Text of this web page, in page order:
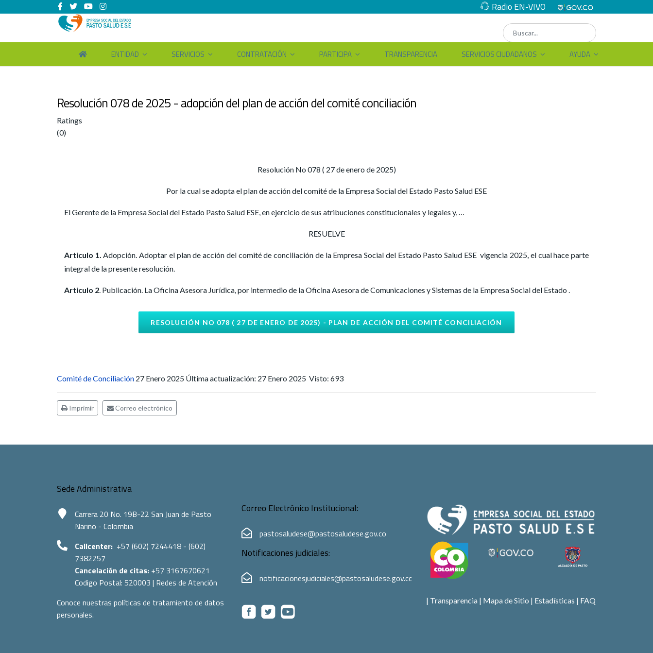
Radio EN-VIVO
ENTIDAD SERVICIOS CONTRATACIÓN PARTICIPA TRANSPARENCIA SERVICIOS CIUDADANOS AYUDA
Resolución 078 de 2025 - adopción del plan de acción del comité conciliación
Ratings
(0)
Resolución No 078 ( 27 de enero de 2025)
Por la cual se adopta el plan de acción del comité de la Empresa Social del Estado Pasto Salud ESE
El Gerente de la Empresa Social del Estado Pasto Salud ESE, en ejercicio de sus atribuciones constitucionales y legales y, …
RESUELVE
Articulo 1. Adopción. Adoptar el plan de acción del comité de conciliación de la Empresa Social del Estado Pasto Salud ESE vigencia 2025, el cual hace parte
integral de la presente resolución.
Articulo 2. Publicación. La Oficina Asesora Jurídica, por intermedio de la Oficina Asesora de Comunicaciones y Sistemas de la Empresa Social del Estado .
RESOLUCIÓN NO 078 ( 27 DE ENERO DE 2025) - PLAN DE ACCIÓN DEL COMITÉ CONCILIACIÓN
Comité de Conciliación 27 Enero 2025 Última actualización: 27 Enero 2025 Visto: 693
Imprimir Correo electrónico
Sede Administrativa
Carrera 20 No. 19B-22 San Juan de Pasto
Nariño - Colombia
Callcenter: +57 (602) 7244418 - (602)
7382257
Cancelación de citas: +57 3167670621
Codigo Postal: 520003 | Redes de Atención
Conoce nuestras políticas de tratamiento de datos
personales.
Correo Electrónico Institucional:
pastosaludese@pastosaludese.gov.co
Notificaciones judiciales:
notificacionesjudiciales@pastosaludese.gov.co
| Transparencia | Mapa de Sitio | Estadísticas | FAQ